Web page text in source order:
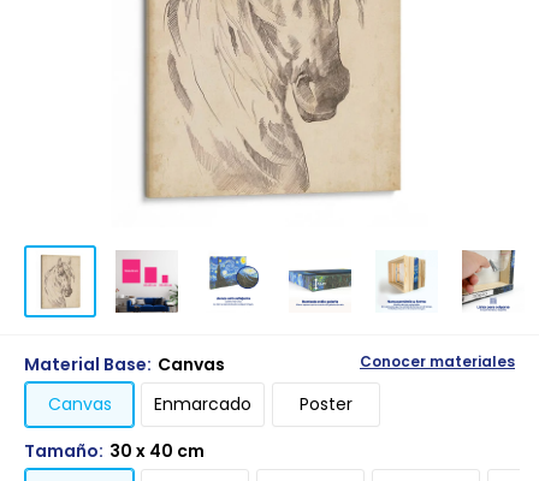
Material Base: Canvas Conocer materiales
Canvas Enmarcado
Poster
Tamaño: 30 x 40 cm